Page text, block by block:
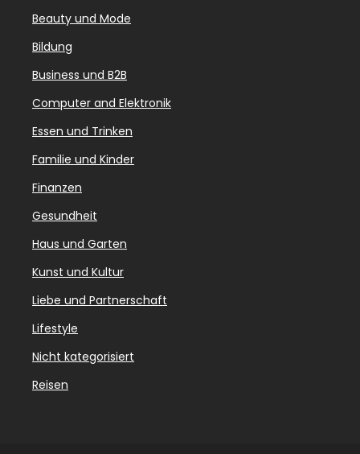
Beauty und Mode
Bildung
Business und B2B
Computer and Elektronik
Essen und Trinken
Familie und Kinder
Finanzen
Gesundheit
Haus und Garten
Kunst und Kultur
Liebe und Partnerschaft
Lifestyle
Nicht kategorisiert
Reisen